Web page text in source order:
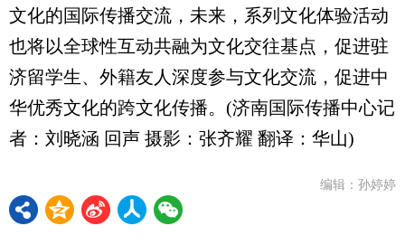
文化的国际传播交流，未来，系列文化体验活动
也将以全球性互动共融为文化交往基点，促进驻
济留学生、外籍友人深度参与文化交流，促进中
华优秀文化的跨文化传播。(济南国际传播中心记
者：刘晓涵 回声 摄影：张齐耀 翻译：华山)
编辑：孙婷婷